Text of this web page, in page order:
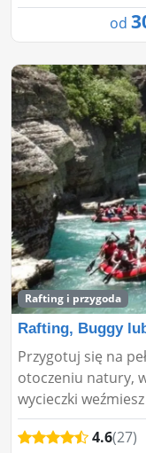
od
Rafting i przygoda
Rafting, Buggy
Przygotuj się na
otoczeniu natury,
wycieczki
wodach i
leśnych droga...
4.6(27)